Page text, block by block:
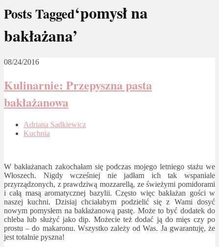
Posts Tagged‘pomysł na
bakłażana’
08/24/2016
Kulinarnie: Przepyszna pasta
bakłażanowa
Adriana Sadkiewicz
Kuchnia
W bakłażanach zakochałam się podczas mojego letniego stażu we
Włoszech. Nigdy wcześniej nie jadłam ich tak wspaniale
przyrządzonych, z prawdziwą mozzarellą, ze świeżymi pomidorami
i całą masą aromatycznej bazylii. Często więc bakłażan gości w
naszej kuchni. Dzisiaj chciałabym podzielić się z Wami dosyć
nowym pomysłem na bakłażanową pastę. Może to być dodatek do
chleba lub służyć jako dip. Możecie też dodać ją do mięs czy po
prostu – do makaronu. Wszystko zależy od Was. Ja gwarantuję, że
jest totalnie pyszna!